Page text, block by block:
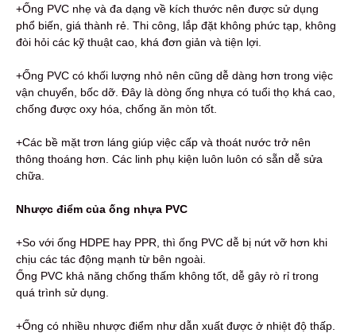
+Ống PVC nhẹ và đa dạng về kích thước nên được sử dụng
phổ biến, giá thành rẻ. Thi công, lắp đặt không phức tạp, không
đòi hỏi các kỹ thuật cao, khá đơn giản và tiện lợi.
+Ống PVC có khối lượng nhỏ nên cũng dễ dàng hơn trong việc
vận chuyển, bốc dỡ. Đây là dòng ống nhựa có tuổi thọ khá cao,
chống được oxy hóa, chống ăn mòn tốt.
+Các bề mặt trơn láng giúp việc cấp và thoát nước trở nên
thông thoáng hơn. Các linh phụ kiện luôn luôn có sẵn dễ sửa
chữa.
Nhược điểm của ống nhựa PVC
+So với ống HDPE hay PPR, thì ống PVC dễ bị nứt vỡ hơn khi
chịu các tác động mạnh từ bên ngoài.
Ống PVC khả năng chống thấm không tốt, dễ gây rò rỉ trong
quá trình sử dụng.
+Ống có nhiều nhược điểm như dẫn xuất được ở nhiệt độ thấp.